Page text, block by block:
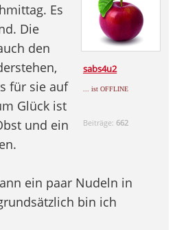
sabs4u2
... ist OFFLINE
Beiträge: 662
Es
Die
den
für sie auf
Glück ist
und ein
ein paar Nudeln in
bin ich